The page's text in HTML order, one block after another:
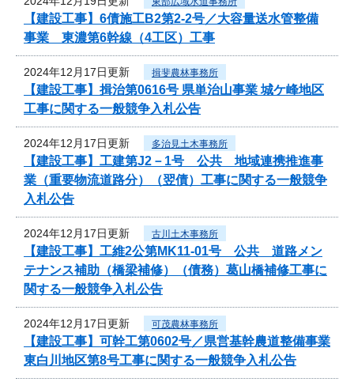
【建設工事】6債施工B2第2-2号／大容量送水管整備
事業 東濃第6幹線（4工区）工事
2024年12月17日更新 揖斐農林事務所
【建設工事】揖治第0616号 県単治山事業 城ケ峰地区
工事に関する一般競争入札公告
2024年12月17日更新 多治見土木事務所
【建設工事】工建第J2－1号 公共 地域連携推進事
業（重要物流道路分）（翌債）工事に関する一般競争
入札公告
2024年12月17日更新 古川土木事務所
【建設工事】工維2公第MK11-01号 公共 道路メン
テナンス補助（橋梁補修）（債務）葛山橋補修工事に
関する一般競争入札公告
2024年12月17日更新 可茂農林事務所
【建設工事】可幹工第0602号／県営基幹農道整備事業
東白川地区第8号工事に関する一般競争入札公告